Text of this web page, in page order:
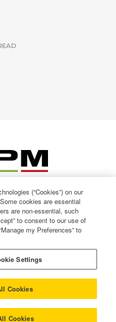
COOKIE SETTINGS
(“Cookies”) on our
cookies are essential
are non-essential, such
to consent to our use of
my Preferences” to
Settings
Cookies
Cookies